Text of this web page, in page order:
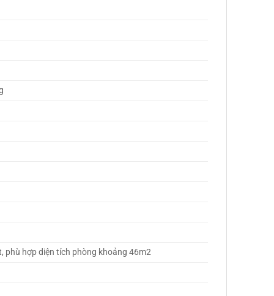
phù hợp diện tích phòng khoảng 46m2